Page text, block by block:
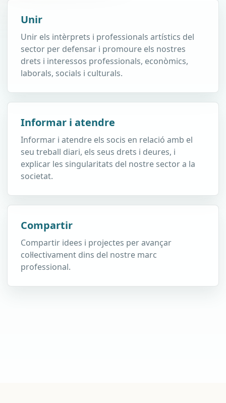
Unir
Unir els intèrprets i professionals artístics del
sector per defensar i promoure els nostres
drets i interessos professionals, econòmics,
laborals, socials i culturals.
Informar i atendre
Informar i atendre els socis en relació amb el
seu treball diari, els seus drets i deures, i
explicar les singularitats del nostre sector a la
societat.
Compartir
Compartir idees i projectes per avançar
col·lectivament dins del nostre marc
professional.